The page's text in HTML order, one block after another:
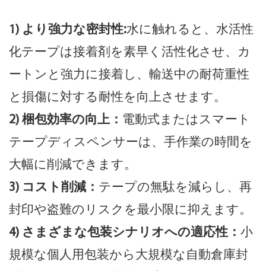
1) より強力な密封性:水に触れると、水活性
化テープは接着剤を素早く活性化させ、カ
ートンと強力に接着し、輸送中の耐荷重性
と損傷に対する耐性を向上させます。
2) 梱包効率の向上： 電動式またはスマート
テープディスペンサーは、手作業の時間を
大幅に削減できます。
3) コスト削減： テープの無駄を減らし、再
封印や盗難のリスクを最小限に抑えます。
4) さまざまな包装シナリオへの適応性： 小
規模な個人用包装から大規模な自動倉庫封